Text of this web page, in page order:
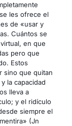
les ofrece el
de «usar y
Cuántos se
en que
pero que
Estos
sino que quitan
la capacidad
lleva a
y el ridículo
siempre el
(Jn